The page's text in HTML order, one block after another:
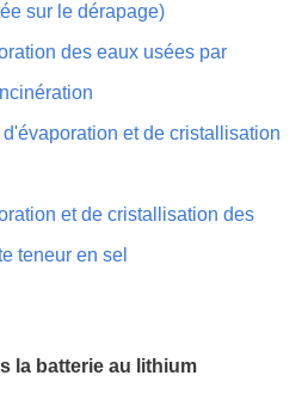
sur le dérapage)
des eaux usées par
et de cristallisation
et de cristallisation des
teneur en sel
la batterie au lithium